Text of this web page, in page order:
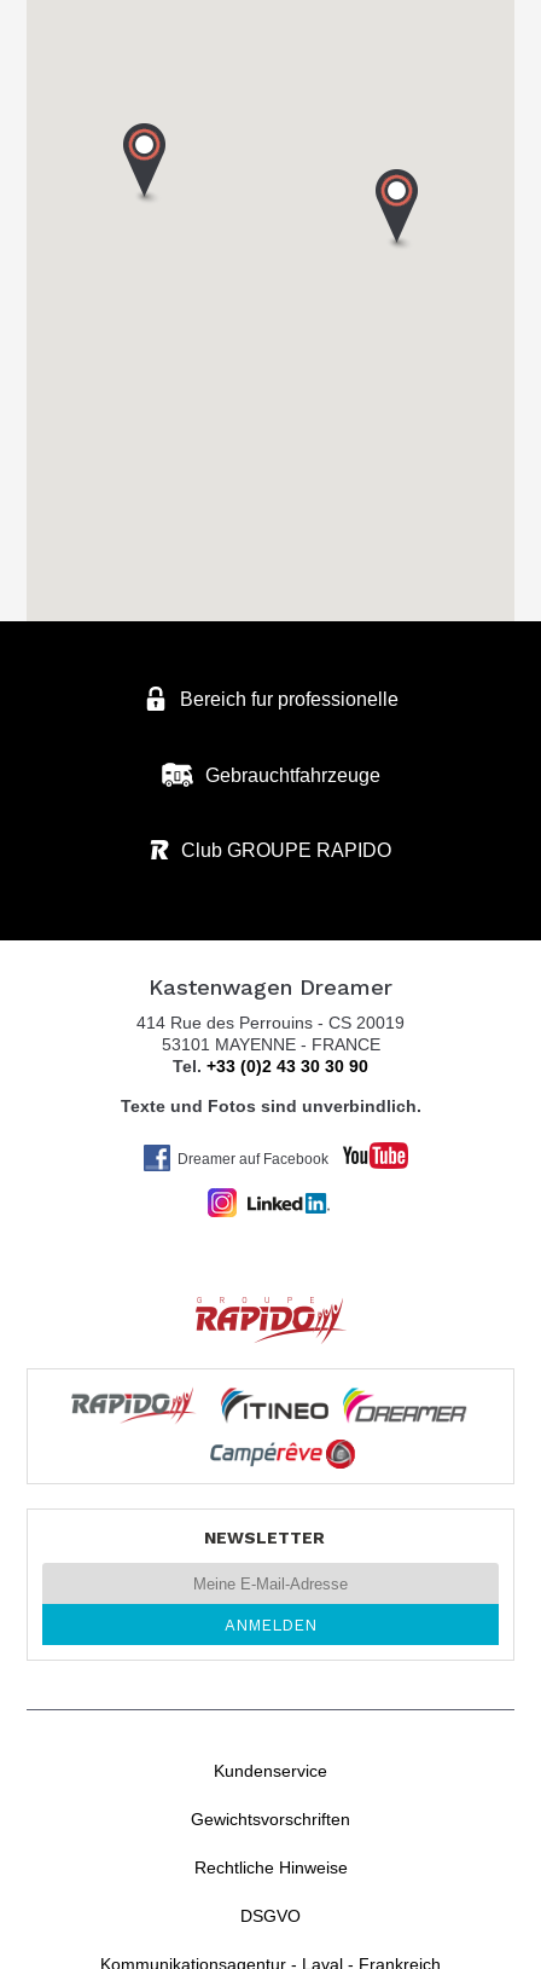
Bereich fur professionelle
Gebrauchtfahrzeuge
Club GROUPE RAPIDO
Kastenwagen Dreamer
414 Rue des Perrouins - CS 20019
53101 MAYENNE - FRANCE
Tel. +33 (0)2 43 30 30 90
Texte und Fotos sind unverbindlich.
Dreamer auf Facebook
NEWSLETTER
Kundenservice
Gewichtsvorschriften
Rechtliche Hinweise
DSGVO
Kommunikationsagentur - Laval - Frankreich